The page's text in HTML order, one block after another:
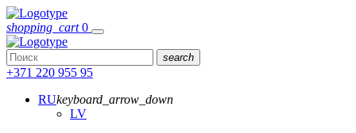
shopping_cart 0
search
+371 220 955 95
RUkeyboard_arrow_down
LV